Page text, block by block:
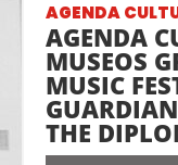
AGENDA
AGENDA
MUSEOS
MUSIC
THE